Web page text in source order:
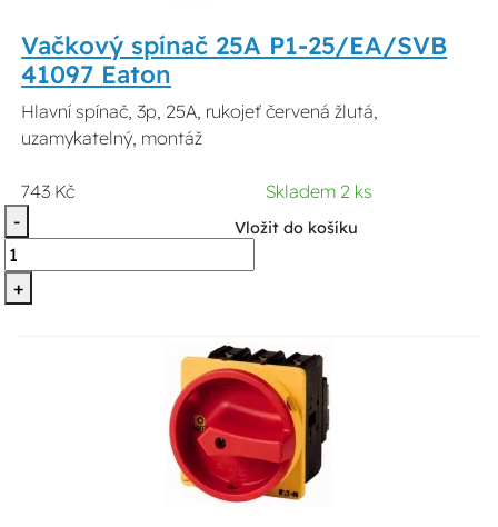
Vačkový spínač 25A P1-25/EA/SVB
41097 Eaton
Hlavní spínač, 3p, 25A, rukojeť červená žlutá,
uzamykatelný, montáž
743 Kč
Skladem 2 ks
-
+
Vložit do košíku